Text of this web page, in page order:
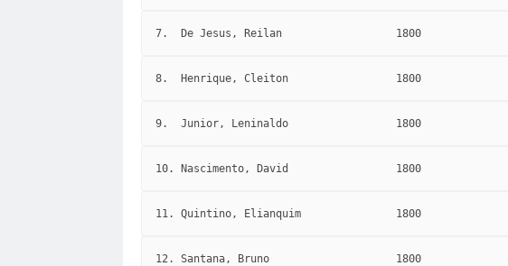
7. De Jesus, Reilan 1800
8. Henrique, Cleiton 1800
9. Junior, Leninaldo 1800
10. Nascimento, David 1800
11. Quintino, Elianquim 1800
12. Santana, Bruno 1800